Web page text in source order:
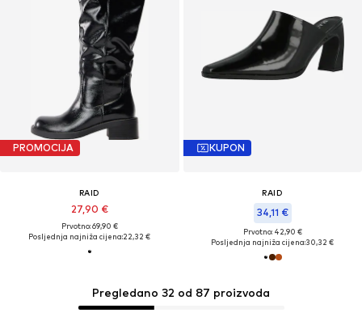
Pregledano 32 od 87 proizvoda
PROMOCIJA
RAID
27,90 €
Prvotno: 69,90 €
Posljednja najniža cijena:22,32 €
KUPON
RAID
34,11 €
Prvotno: 42,90 €
Posljednja najniža cijena:30,32 €